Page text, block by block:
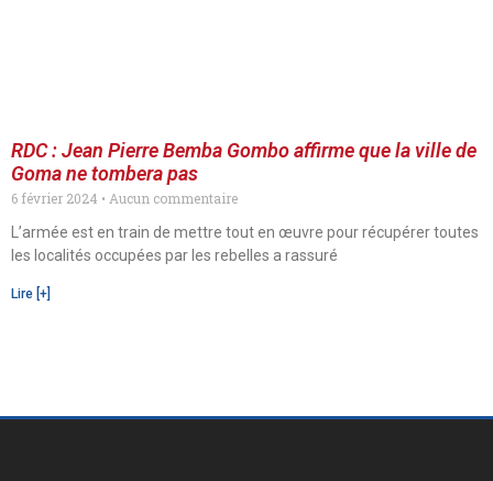
RDC : Jean Pierre Bemba Gombo affirme que la ville de
Goma ne tombera pas
6 février 2024
Aucun commentaire
L’armée est en train de mettre tout en œuvre pour récupérer toutes
les localités occupées par les rebelles a rassuré
Lire [+]